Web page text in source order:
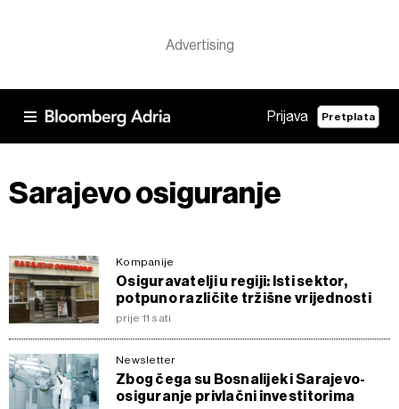
Prijava Pretplata
Sarajevo osiguranje
Kompanije
Osiguravatelji u regiji: Isti sektor,
potpuno različite tržišne vrijednosti
prije 11 sati
Newsletter
Zbog čega su Bosnalijek i Sarajevo-
osiguranje privlačni investitorima